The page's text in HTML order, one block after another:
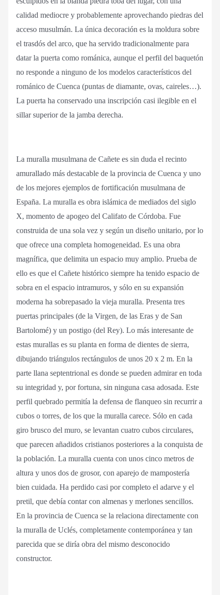
calidad mediocre y probablemente aprovechando piedras del
acceso musulmán. La única decoración es la moldura sobre
el trasdós del arco, que ha servido tradicionalmente para
datar la puerta como románica, aunque el perfil del baquetón
no responde a ninguno de los modelos característicos del
románico de Cuenca (puntas de diamante, ovas, caireles…).
La puerta ha conservado una inscripción casi ilegible en el
sillar superior de la jamba derecha.
La muralla musulmana de Cañete es sin duda el recinto
amurallado más destacable de la provincia de Cuenca y uno
de los mejores ejemplos de fortificación musulmana de
España. La muralla es obra islámica de mediados del siglo
X, momento de apogeo del Califato de Córdoba. Fue
construida de una sola vez y según un diseño unitario, por lo
que ofrece una completa homogeneidad. Es una obra
magnífica, que delimita un espacio muy amplio. Prueba de
ello es que el Cañete histórico siempre ha tenido espacio de
sobra en el espacio intramuros, y sólo en su expansión
moderna ha sobrepasado la vieja muralla. Presenta tres
puertas principales (de la Virgen, de las Eras y de San
Bartolomé) y un postigo (del Rey). Lo más interesante de
estas murallas es su planta en forma de dientes de sierra,
dibujando triángulos rectángulos de unos 20 x 2 m. En la
parte llana septentrional es donde se pueden admirar en toda
su integridad y, por fortuna, sin ninguna casa adosada. Este
perfil quebrado permitía la defensa de flanqueo sin recurrir a
cubos o torres, de los que la muralla carece. Sólo en cada
giro brusco del muro, se levantan cuatro cubos circulares,
que parecen añadidos cristianos posteriores a la conquista de
la población. La muralla cuenta con unos cinco metros de
altura y unos dos de grosor, con aparejo de mampostería
bien cuidada. Ha perdido casi por completo el adarve y el
pretil, que debía contar con almenas y merlones sencillos.
En la provincia de Cuenca se la relaciona directamente con
la muralla de Uclés, completamente contemporánea y tan
parecida que se diría obra del mismo desconocido
constructor.